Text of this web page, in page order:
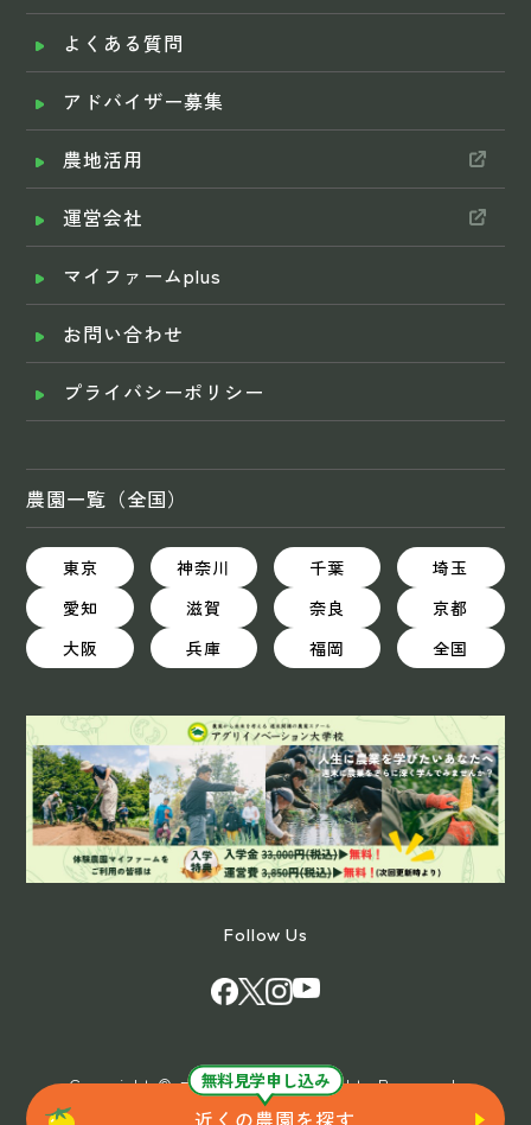
無料見学申し込み
近くの農園を探す
よくある質問
アドバイザー募集
農地活用
運営会社
マイファームplus
お問い合わせ
プライバシーポリシー
農園一覧（全国）
東京 神奈川 千葉
埼玉
愛知
滋賀 奈良
京都
大阪
兵庫 福岡 全国
Follow Us
Copyright © マイファーム All Rights Reserved.